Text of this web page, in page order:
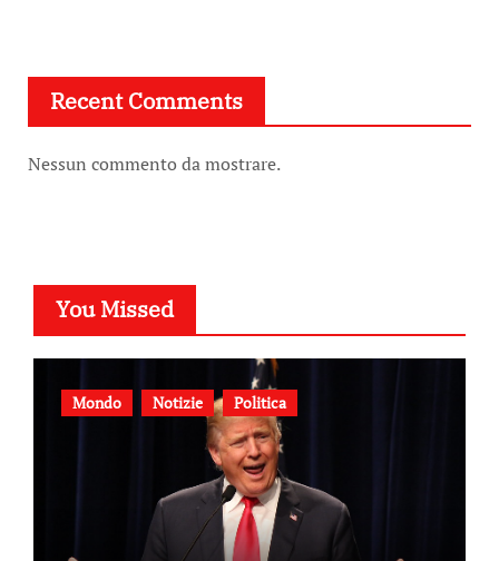
Recent Comments
Nessun commento da mostrare.
You Missed
Mondo Notizie Politica